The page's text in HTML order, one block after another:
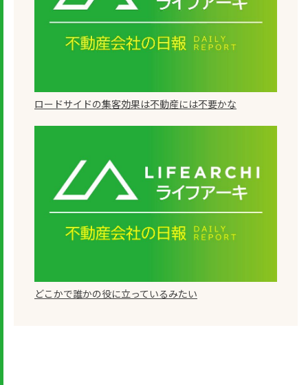
ロードサイドの集客効果は不動産には不要かな
どこかで誰かの役に立っているみたい